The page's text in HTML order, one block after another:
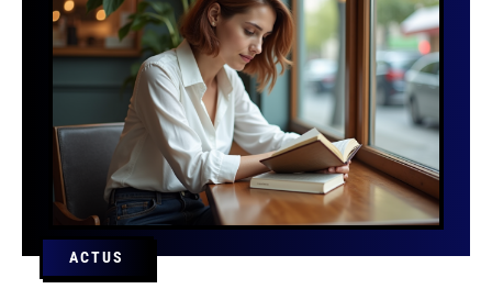
ACTUS